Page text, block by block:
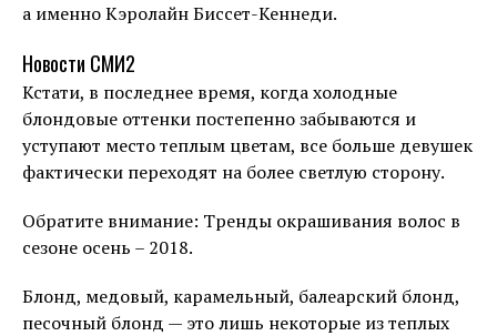
а именно Кэролайн Биссет-Кеннеди.
Новости СМИ2
Кстати, в последнее время, когда холодные
блондовые оттенки постепенно забываются и
уступают место теплым цветам, все больше девушек
фактически переходят на более светлую сторону.
Обратите внимание: Тренды окрашивания волос в
сезоне осень – 2018.
Блонд, медовый, карамельный, балеарский блонд,
песочный блонд — это лишь некоторые из теплых